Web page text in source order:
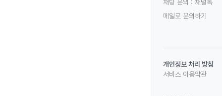
채팅 문의 : 채널톡
메일로 문의하기
개인정보 처리 방침
서비스 이용약관